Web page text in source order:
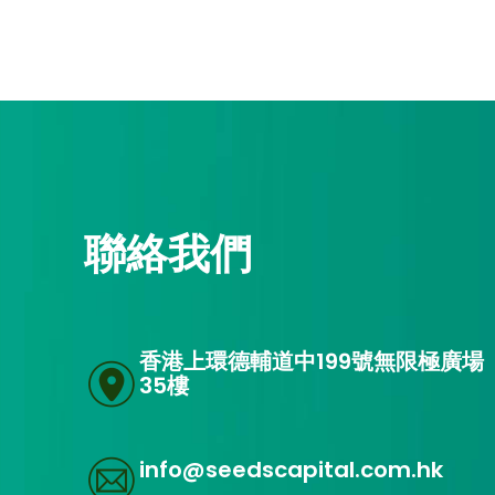
聯絡我們
香港上環德輔道中199號無限極廣場
35樓
info@seedscapital.com.hk